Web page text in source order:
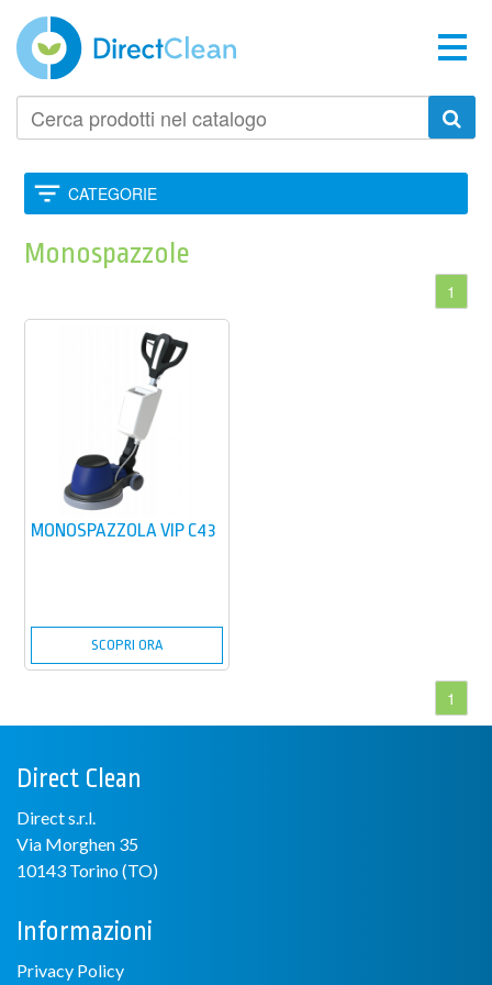
Cerca
prodotti
catalogoCATEGORIE
Monospazzole
1
MONOSPAZZOLA VIP C43
SCOPRI ORA
1
Direct Clean
Direct s.r.l.
Via Morghen 35
10143 Torino (TO)
Informazioni
Privacy Policy